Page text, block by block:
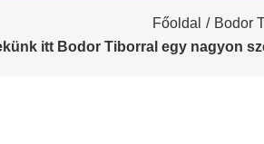
Főoldal / Bodor
itt Bodor Tiborral egy nagyon